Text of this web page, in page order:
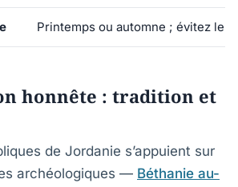
Printemps ou automne ; évitez le
honnête : tradition et
de Jordanie s’appuient sur
archéologiques — Béthanie au-